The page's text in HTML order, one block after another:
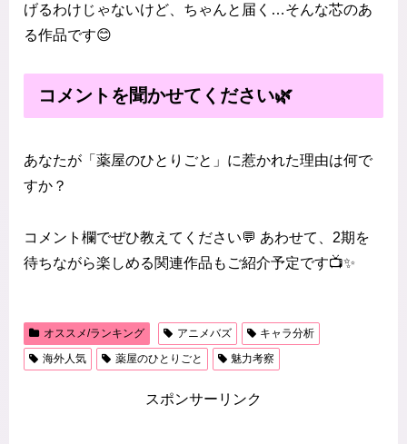
げるわけじゃないけど、ちゃんと届く…そんな芯のあ
る作品です😊
コメントを聞かせてください🌿
あなたが「薬屋のひとりごと」に惹かれた理由は何で
すか？
コメント欄でぜひ教えてください💬 あわせて、2期を
待ちながら楽しめる関連作品もご紹介予定です📺✨
オススメ/ランキング アニメバズ
キャラ分析
海外人気
薬屋のひとりごと 魅力考察
スポンサーリンク